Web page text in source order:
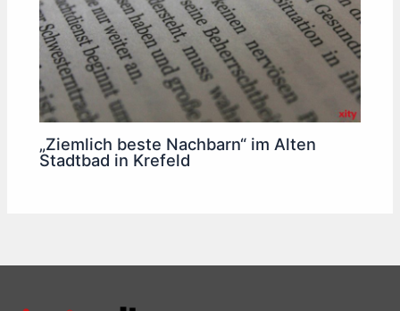
„Ziemlich beste Nachbarn“ im Alten
Stadtbad in Krefeld